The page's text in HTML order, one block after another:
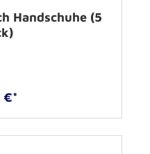
Handschuhe (5
€*